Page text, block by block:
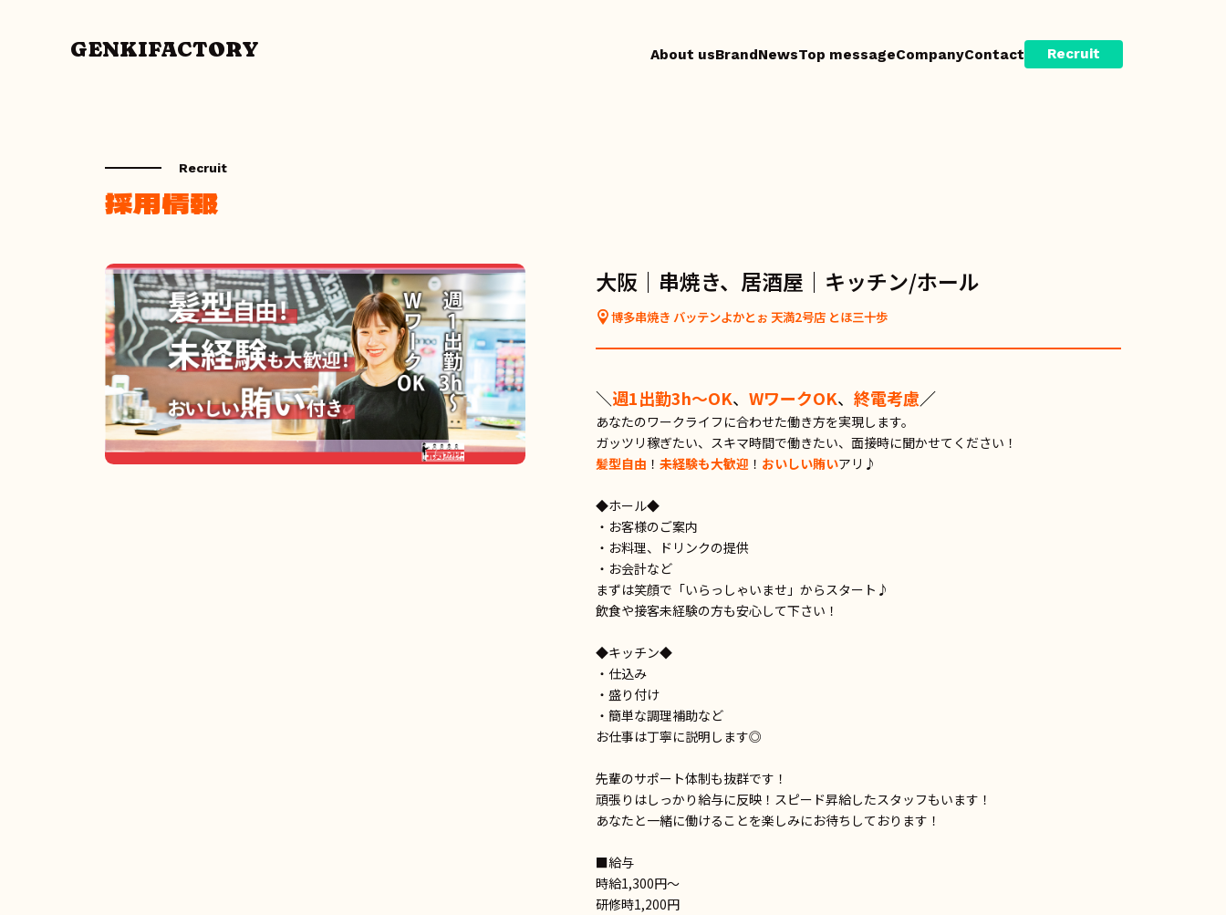
GENKIFACTORY About usBrandNewsTop messageCompanyContact Recruit
Recruit
採用情報
大阪｜串焼き、居酒屋｜キッチン/ホール
博多串焼き バッテンよかとぉ 天満2号店 とほ三十歩
＼週1出勤3h〜OK、 WワークOK、 終電考慮／
あなたのワークライフに合わせた働き方を実現します。
ガッツリ稼ぎたい、スキマ時間で働きたい、面接時に聞かせてください！
髪型自由 ！ 未経験も大歓迎！ おいしい賄いアリ♪
◆ホール◆
・お客様のご案内
・お料理、ドリンクの提供
・お会計など
まずは笑顔で「いらっしゃいませ」からスタート♪
飲食や接客未経験の方も安心して下さい！
◆キッチン◆
・仕込み
・盛り付け
・簡単な調理補助など
お仕事は丁寧に説明します◎
先輩のサポート体制も抜群です！
頑張りはしっかり給与に反映！スピード昇給したスタッフもいます！
あなたと一緒に働けることを楽しみにお待ちしております！
■給与
時給1,300円～
研修時1,200円